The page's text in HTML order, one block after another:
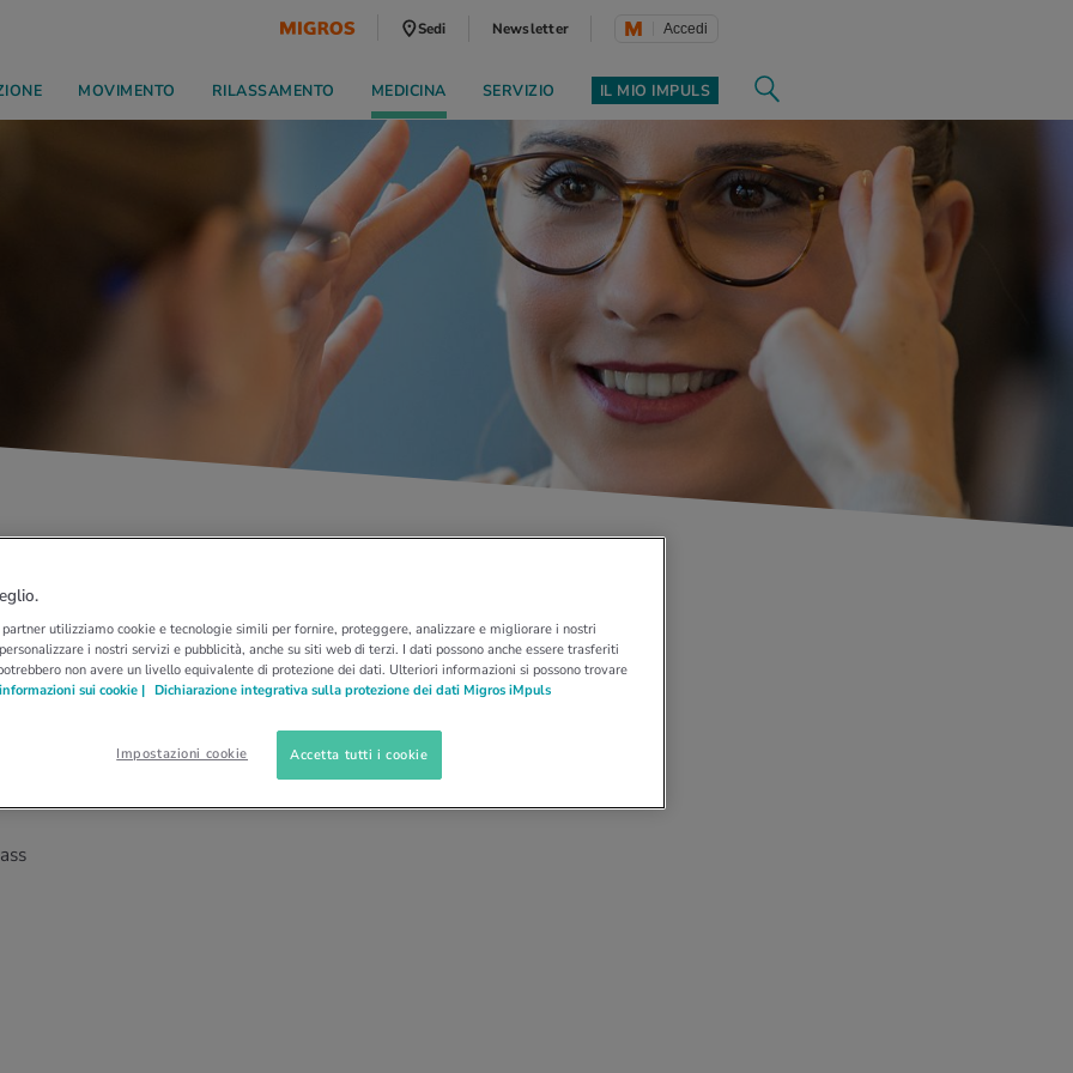
Sedi Newsletter Accedi
MOVIMENTO RILASSAMENTO MEDICINA SERVIZIO IL MIO IMPULS
più adatti a
ma non hai un’idea precisa di cosa
MiSENSO offrono consigli per visi quadrati,
utilizziamo cookie e tecnologie simili per fornire, proteggere, analizzare e migliorare i nostri
i nostri servizi e pubblicità, anche su siti web di terzi. I dati possono anche essere trasferiti
non avere un livello equivalente di protezione dei dati. Ulteriori informazioni si possono trovare
informazioni sui cookie | Dichiarazione integrativa sulla protezione dei dati Migros iMpuls
Impostazioni cookie Accetta tutti i cookie